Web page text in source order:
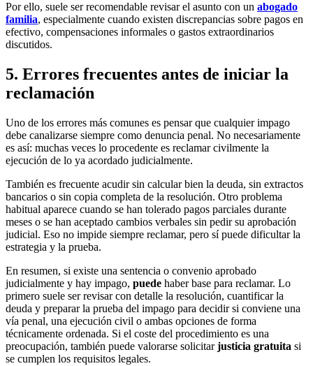
Por ello, suele ser recomendable revisar el asunto con un abogado
familia, especialmente cuando existen discrepancias sobre pagos en
efectivo, compensaciones informales o gastos extraordinarios
discutidos.
5. Errores frecuentes antes de iniciar la
reclamación
Uno de los errores más comunes es pensar que cualquier impago
debe canalizarse siempre como denuncia penal. No necesariamente
es así: muchas veces lo procedente es reclamar civilmente la
ejecución de lo ya acordado judicialmente.
También es frecuente acudir sin calcular bien la deuda, sin extractos
bancarios o sin copia completa de la resolución. Otro problema
habitual aparece cuando se han tolerado pagos parciales durante
meses o se han aceptado cambios verbales sin pedir su aprobación
judicial. Eso no impide siempre reclamar, pero sí puede dificultar la
estrategia y la prueba.
En resumen, si existe una sentencia o convenio aprobado
judicialmente y hay impago, puede haber base para reclamar. Lo
primero suele ser revisar con detalle la resolución, cuantificar la
deuda y preparar la prueba del impago para decidir si conviene una
vía penal, una ejecución civil o ambas opciones de forma
técnicamente ordenada. Si el coste del procedimiento es una
preocupación, también puede valorarse solicitarjusticia gratuita si
se cumplen los requisitos legales.